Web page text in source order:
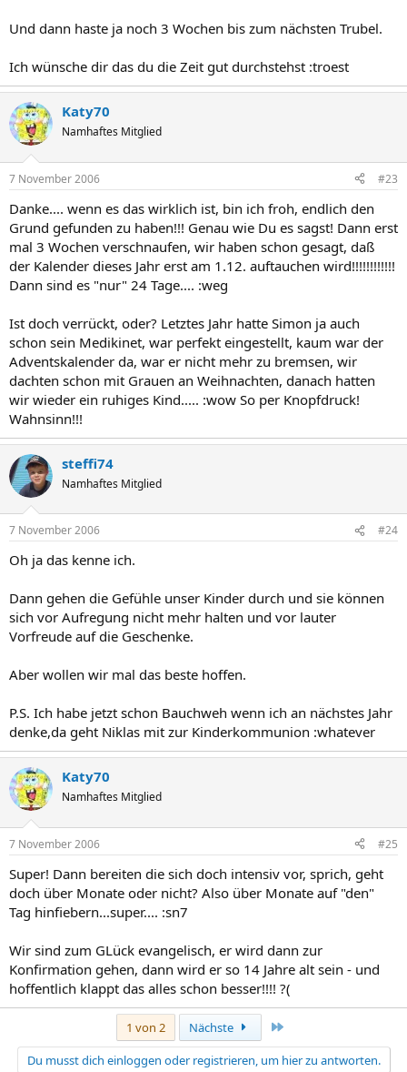
Und dann haste ja noch 3 Wochen bis zum nächsten Trubel.
Ich wünsche dir das du die Zeit gut durchstehst :troest
Katy70
Namhaftes Mitglied
7 November 2006 #23
Danke.... wenn es das wirklich ist, bin ich froh, endlich den
Grund gefunden zu haben!!! Genau wie Du es sagst! Dann erst
mal 3 Wochen verschnaufen, wir haben schon gesagt, daß
der Kalender dieses Jahr erst am 1.12. auftauchen wird!!!!!!!!!!!!
Dann sind es "nur" 24 Tage.... :weg
Ist doch verrückt, oder? Letztes Jahr hatte Simon ja auch
schon sein Medikinet, war perfekt eingestellt, kaum war der
Adventskalender da, war er nicht mehr zu bremsen, wir
dachten schon mit Grauen an Weihnachten, danach hatten
wir wieder ein ruhiges Kind..... :wow So per Knopfdruck!
Wahnsinn!!!
steffi74
Namhaftes Mitglied
7 November 2006 #24
Oh ja das kenne ich.
Dann gehen die Gefühle unser Kinder durch und sie können
sich vor Aufregung nicht mehr halten und vor lauter
Vorfreude auf die Geschenke.
Aber wollen wir mal das beste hoffen.
P.S. Ich habe jetzt schon Bauchweh wenn ich an nächstes Jahr
denke,da geht Niklas mit zur Kinderkommunion :whatever
Katy70
Namhaftes Mitglied
7 November 2006 #25
Super! Dann bereiten die sich doch intensiv vor, sprich, geht
doch über Monate oder nicht? Also über Monate auf "den"
Tag hinfiebern...super.... :sn7
Wir sind zum GLück evangelisch, er wird dann zur
Konfirmation gehen, dann wird er so 14 Jahre alt sein - und
hoffentlich klappt das alles schon besser!!!! ?(
1 von 2 Nächste
Du musst dich einloggen oder registrieren, um hier zu antworten.